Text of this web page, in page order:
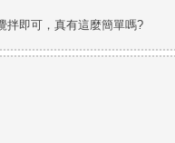
拌即可，真有這麼簡單嗎?